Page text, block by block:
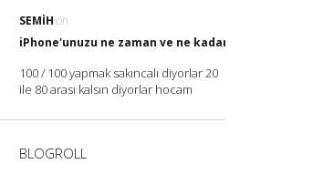
SEMIH on
iPhone'unuzu ne zaman ve ne kadar Şarj
100 / 100 yapmak sakıncalı diyorlar 20
ile 80 arası kalsın diyorlar hocam
BLOGROLL